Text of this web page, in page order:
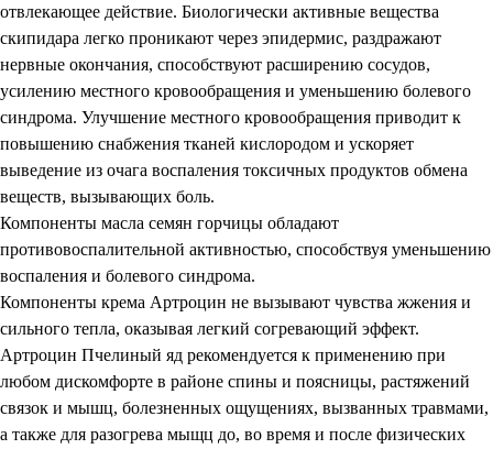
отвлекающее действие. Биологически активные вещества
скипидара легко проникают через эпидермис, раздражают
нервные окончания, способствуют расширению сосудов,
усилению местного кровообращения и уменьшению болевого
синдрома. Улучшение местного кровообращения приводит к
повышению снабжения тканей кислородом и ускоряет
выведение из очага воспаления токсичных продуктов обмена
веществ, вызывающих боль.
Компоненты масла семян горчицы обладают
противовоспалительной активностью, способствуя уменьшению
воспаления и болевого синдрома.
Компоненты крема Артроцин не вызывают чувства жжения и
сильного тепла, оказывая легкий согревающий эффект.
Артроцин Пчелиный яд рекомендуется к применению при
любом дискомфорте в районе спины и поясницы, растяжений
связок и мышц, болезненных ощущениях, вызванных травмами,
а также для разогрева мыщц до, во время и после физических